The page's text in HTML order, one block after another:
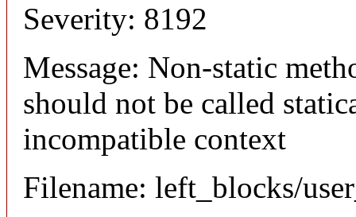
Severity: 8192
Message: Non-static
should not be called
incompatible context
Filename: left_blocks/